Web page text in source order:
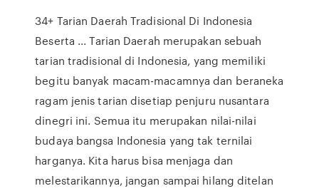
34+ Tarian Daerah Tradisional Di Indonesia
Beserta ... Tarian Daerah merupakan sebuah
tarian tradisional di Indonesia, yang memiliki
begitu banyak macam-macamnya dan beraneka
ragam jenis tarian disetiap penjuru nusantara
dinegri ini. Semua itu merupakan nilai-nilai
budaya bangsa Indonesia yang tak ternilai
harganya. Kita harus bisa menjaga dan
melestarikannya, jangan sampai hilang ditelan